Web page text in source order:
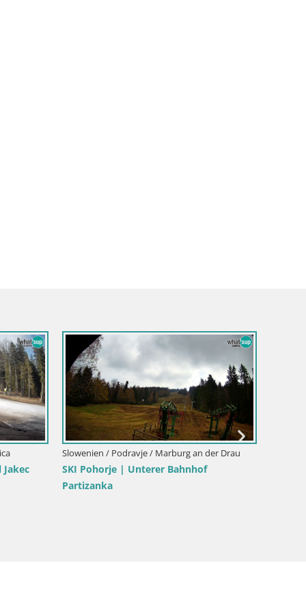
Drau
Slowenien / Podravje / Marburg an der Drau
Webcam Schwimmbad der Insel Maribor